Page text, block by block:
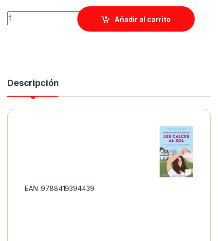
Quantity
Añadir al carrito
Descripción
EAN :9788419394439